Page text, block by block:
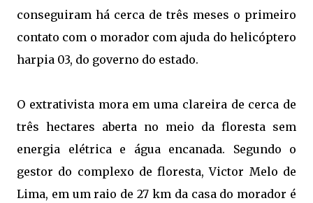
conseguiram há cerca de três meses o primeiro
contato com o morador com ajuda do helicóptero
harpia 03, do governo do estado.
O extrativista mora em uma clareira de cerca de
três hectares aberta no meio da floresta sem
energia elétrica e água encanada. Segundo o
gestor do complexo de floresta, Victor Melo de
Lima, em um raio de 27 km da casa do morador é